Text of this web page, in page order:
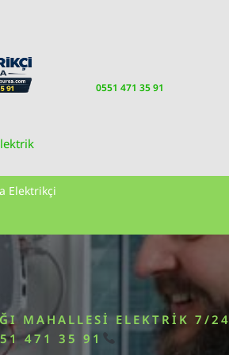
0551 471 35 91
Elektrikçi
MAHALLESI ELEKTRIK 7/24
471 35 91